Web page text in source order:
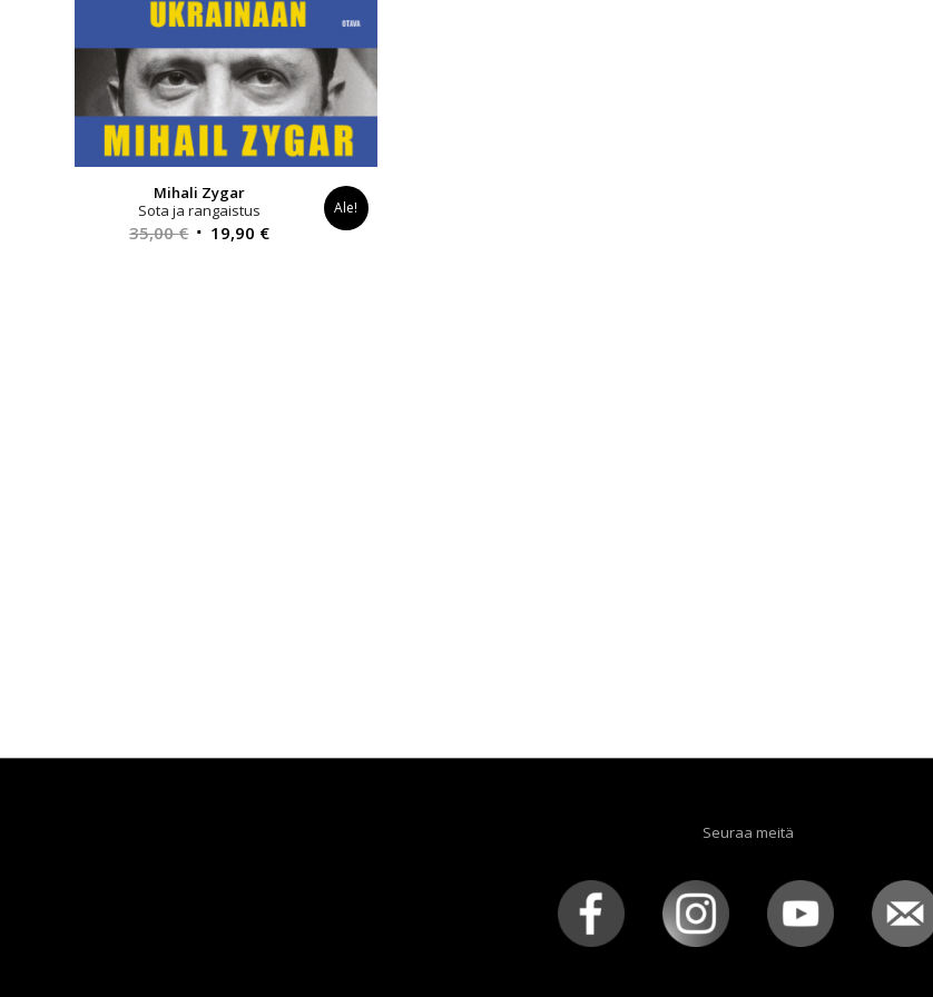
Mihali Zygar
Sota ja rangaistus
35,00€ Alkuperäinen
19,90 €Nykyinen
Ale!
Seuraa meitä